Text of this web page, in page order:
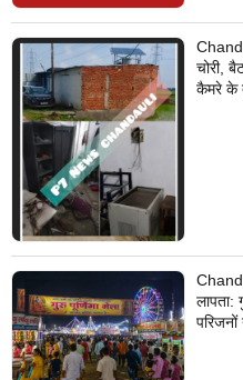
चोरी,
कैमरे के
लापता: